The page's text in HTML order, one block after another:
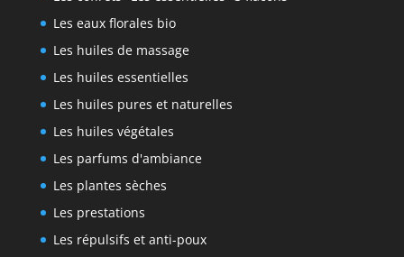
Les eaux florales bio
Les huiles de massage
Les huiles essentielles
Les huiles pures et naturelles
Les huiles végétales
Les parfums d'ambiance
Les plantes sèches
Les prestations
Les répulsifs et anti-poux